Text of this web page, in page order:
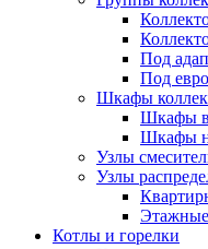
Под
Под
Шкафы
Шкафы
Шкафы
Узлы
Узлы
Котлы и горелки